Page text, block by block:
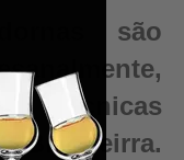
são
técnicas
Brasileirra.